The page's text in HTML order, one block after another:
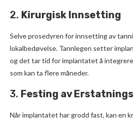
2. Kirurgisk Innsetting
Selve prosedyren for innsetting av
lokalbedøvelse. Tannlegen setter
og det tar tid for implantatet å
som kan ta flere måneder.
3. Festing av
Når implantatet har grodd fast, kan en